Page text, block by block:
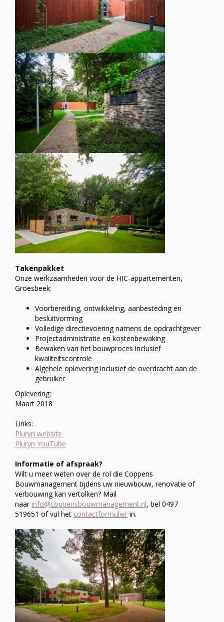
Takenpakket
Onze werkzaamheden voor de HIC-appartementen,
Groesbeek:
Voorbereiding, ontwikkeling, aanbesteding en
besluitvorming
Volledige directievoering namens de opdrachtgever
Projectadministratie en kostenbewaking
Bewaken van het bouwproces inclusief
kwaliteitscontrole
Algehele oplevering inclusief de overdracht aan de
gebruiker
Oplevering:
Maart 2018
Links:
Pluryn website
Pluryn YouTube
Informatie of afspraak?
Wilt u meer weten over de rol die Coppens
Bouwmanagement tijdens uw nieuwbouw, renovatie of
verbouwing kan vertolken? Mail
naar info@coppensbouwmanagement.nl, bel 0497
519651 of vul het contactformulier in.